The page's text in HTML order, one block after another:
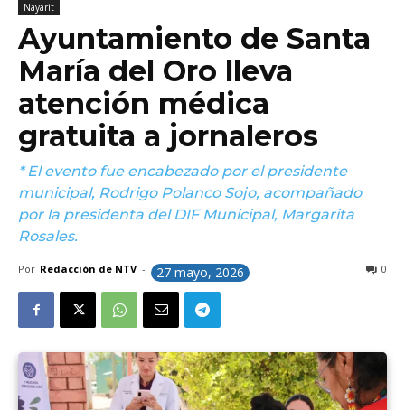
Nayarit
Ayuntamiento de Santa
María del Oro lleva
atención médica
gratuita a jornaleros
* El evento fue encabezado por el presidente
municipal, Rodrigo Polanco Sojo, acompañado
por la presidenta del DIF Municipal, Margarita
Rosales.
Por Redacción de NTV - 27 mayo, 2026 0